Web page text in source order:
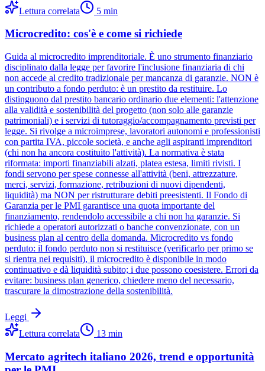
Lettura correlata
5 min
Microcredito: cos'è e come si richiede
Guida al microcredito imprenditoriale. È uno strumento finanziario
disciplinato dalla legge per favorire l'inclusione finanziaria di chi
non accede al credito tradizionale per mancanza di garanzie. NON è
un contributo a fondo perduto: è un prestito da restituire. Lo
distinguono dal prestito bancario ordinario due elementi: l'attenzione
alla validità e sostenibilità del progetto (non solo alle garanzie
patrimoniali) e i servizi di tutoraggio/accompagnamento previsti per
legge. Si rivolge a microimprese, lavoratori autonomi e professionisti
con partita IVA, piccole società, e anche agli aspiranti imprenditori
(chi non ha ancora costituito l'attività). La normativa è stata
riformata: importi finanziabili alzati, platea estesa, limiti rivisti. I
fondi servono per spese connesse all'attività (beni, attrezzature,
merci, servizi, formazione, retribuzioni di nuovi dipendenti,
liquidità) ma NON per ristrutturare debiti preesistenti. Il Fondo di
Garanzia per le PMI garantisce una quota importante del
finanziamento, rendendolo accessibile a chi non ha garanzie. Si
richiede a operatori autorizzati o banche convenzionate, con un
business plan al centro della domanda. Microcredito vs fondo
perduto: il fondo perduto non si restituisce (verificarlo per primo se
si rientra nei requisiti), il microcredito è disponibile in modo
continuativo e dà liquidità subito; i due possono coesistere. Errori da
evitare: business plan generico, chiedere meno del necessario,
trascurare la dimostrazione della sostenibilità.
Leggi
Lettura correlata
13 min
Mercato agritech italiano 2026, trend e opportunità